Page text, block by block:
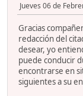
Jueves 06 de
Gracias
redacción del
desear, yo
puede conducir
encontrarse en
siguientes a su